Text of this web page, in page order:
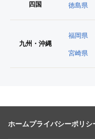
四国 徳島県
九州・沖縄
福岡県
宮崎県
ホームプライバシーポリシ